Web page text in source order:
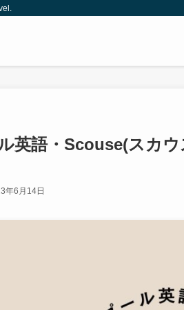
英語・Scouse(スカ
年6月14日